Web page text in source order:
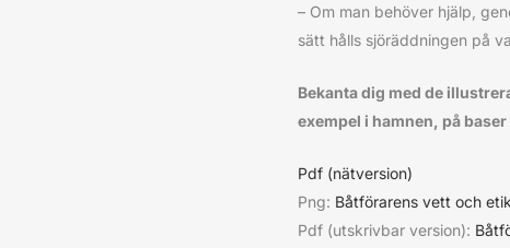
– Om man behöver hjälp,
sätt hålls sjöräddningen på
Bekanta dig med de
exempel i hamnen, på
Pdf (nätversion)
Png: Båtförarens vett och
Pdf (utskrivbar version):